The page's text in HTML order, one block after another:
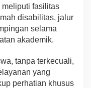
me liputi fasilitas
disabilitas, jalur
selama
akademik.
a, tanpa terkecual i,
yang
perhatian khusus